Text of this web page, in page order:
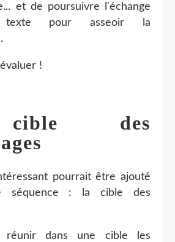
et de poursuivre l'échange
pour asseoir la
!
des
pourrait être ajouté
séquence : la cible des
réunir dans une cible les